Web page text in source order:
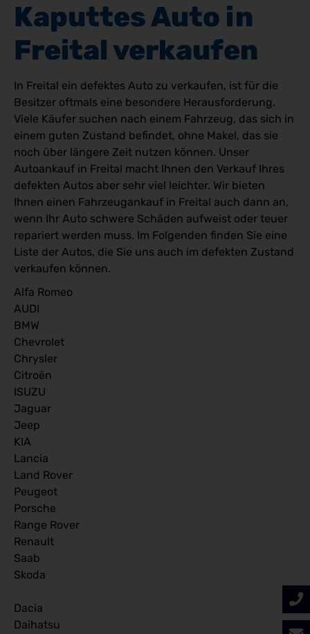
Kaputtes Auto in
Freital verkaufen
In Freital ein defektes Auto zu verkaufen, ist für die
Besitzer oftmals eine besondere Herausforderung.
Viele Käufer suchen nach einem Fahrzeug, das sich in
einem guten Zustand befindet, ohne Makel, das sie
noch über längere Zeit nutzen können. Unser
Autoankauf in Freital macht Ihnen den Verkauf Ihres
defekten Autos aber sehr viel leichter. Wir bieten
Ihnen einen Fahrzeugankauf in Freital auch dann an,
wenn Ihr Auto schwere Schäden aufweist oder teuer
repariert werden muss. Im Folgenden finden Sie eine
Liste der Autos, die Sie uns auch im defekten Zustand
verkaufen können.
Alfa Romeo
AUDI
BMW
Chevrolet
Chrysler
Citroën
ISUZU
Jaguar
Jeep
KIA
Lancia
Land Rover
Peugeot
Porsche
Range Rover
Renault
Saab
Skoda
Dacia
Daihatsu